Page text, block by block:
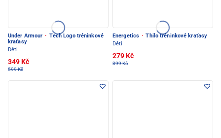
Under Armour · Tech Logo tréninkové
kraťasy
Děti
349 Kč
599 Kč
Energetics · Thilo tréninkové kraťasy
Děti
279 Kč
399 Kč